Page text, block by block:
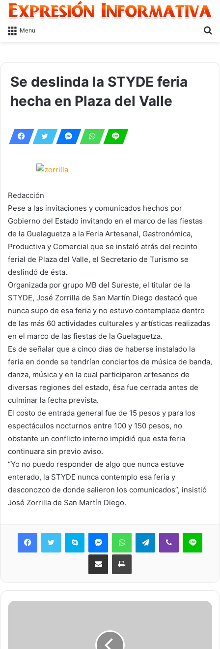
Menu
Se deslinda la STYDE feria
hecha en Plaza del Valle
Redacción
Pese a las invitaciones y comunicados hechos por
Gobierno del Estado invitando en el marco de las fiestas
de la Guelaguetza a la Feria Artesanal, Gastronómica,
Productiva y Comercial que se instaló atrás del recinto
ferial de Plaza del Valle, el Secretario de Turismo se
deslindó de ésta.
Organizada por grupo MB del Sureste, el titular de la
STYDE, José Zorrilla de San Martín Diego destacó que
nunca supo de esa feria y no estuvo contemplada dentro
de las más 60 actividades culturales y artísticas realizadas
en el marco de las fiestas de la Guelaguetza.
Es de señalar que a cinco días de haberse instalado la
feria en donde se tendrían conciertos de música de banda,
danza, música y en la cual participaron artesanos de
diversas regiones del estado, ésa fue cerrada antes de
culminar la fecha prevista.
El costo de entrada general fue de 15 pesos y para los
espectáculos nocturnos entre 100 y 150 pesos, no
obstante un conflicto interno impidió que esta feria
continuara sin previo aviso.
“Yo no puedo responder de algo que nunca estuve
enterado, la STYDE nunca contemplo esa feria y
desconozco de donde salieron los comunicados”, insistió
José Zorrilla de San Martín Diego.
Skype MessengerWhatsAppTelegramViber Line
Share via Email Print